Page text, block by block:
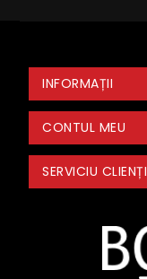
INFORMAȚII
CONTUL MEU
SERVICIU CLIENȚI